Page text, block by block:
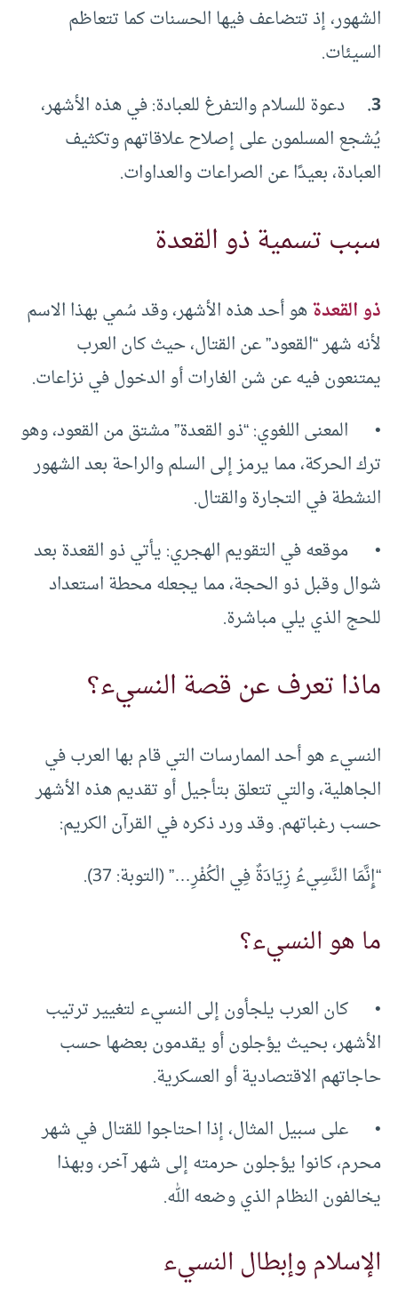
الشهور، إذ تتضاعف فيها الحسنات كما تتعاظم
السيئات.
3.
دعوة للسلام والتفرغ للعبادة: في هذه الأشهر،
يُشجع المسلمون على إصلاح علاقاتهم وتكثيف
العبادة، بعيدًا عن الصراعات والعداوات.
سبب تسمية ذو القعدة
ذو القعدةهو أحد هذه الأشهر، وقد سُمي بهذا الاسم
لأنه شهر “القعود” عن القتال، حيث كان العرب
يمتنعون فيه عن شن الغارات أو الدخول في نزاعات.
• المعنى اللغوي: “ذو القعدة” مشتق من القعود، وهو
ترك الحركة، مما يرمز إلى السلم والراحة بعد الشهور
النشطة في التجارة والقتال.
• موقعه في التقويم الهجري: يأتي ذو القعدة بعد
شوال وقبل ذو الحجة، مما يجعله محطة استعداد
للحج الذي يلي مباشرة.
ماذا تعرف عن قصة النسيء؟
النسيء هو أحد الممارسات التي قام بها العرب في
الجاهلية، والتي تتعلق بتأجيل أو تقديم هذه الأشهر
حسب رغباتهم. وقد ورد ذكره في القرآن الكريم:
“إِنَّمَا النَّسِيءُ زِيَادَةٌ فِي الْكُفْرِ…” (التوبة: 37).
ما هو النسيء؟
• كان العرب يلجأون إلى النسيء لتغيير ترتيب
الأشهر، بحيث يؤجلون أو يقدمون بعضها حسب
حاجاتهم الاقتصادية أو العسكرية.
• على سبيل المثال، إذا احتاجوا للقتال في شهر
محرم، كانوا يؤجلون حرمته إلى شهر آخر، وبهذا
يخالفون النظام الذي وضعه الله.
الإسلام وإبطال النسيء